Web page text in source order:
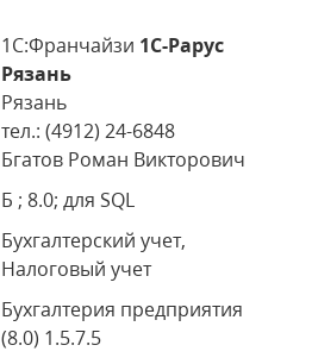
1С:Франчайзи 1С-Рарус
Рязань
Рязань
тел.: (4912) 24-6848
Бгатов Роман Викторович
Б ; 8.0; для SQL
Бухгалтерский учет,
Налоговый учет
Бухгалтерия предприятия
(8.0) 1.5.7.5